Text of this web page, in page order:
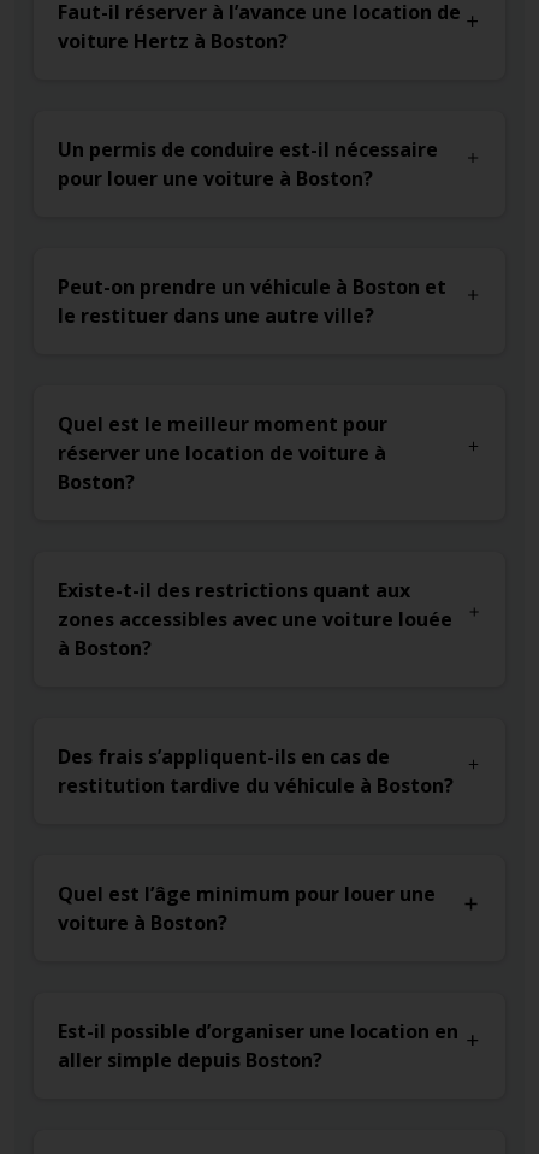
Faut-il réserver à l’avance une location de
voiture Hertz à Boston?
Un permis de conduire est-il nécessaire
pour louer une voiture à Boston?
Peut-on prendre un véhicule à Boston et
le restituer dans une autre ville?
Quel est le meilleur moment pour
réserver une location de voiture à
Boston?
Existe-t-il des restrictions quant aux
zones accessibles avec une voiture louée
à Boston?
Des frais s’appliquent-ils en cas de
restitution tardive du véhicule à Boston?
Quel est l’âge minimum pour louer une
voiture à Boston?
Est-il possible d’organiser une location en
aller simple depuis Boston?